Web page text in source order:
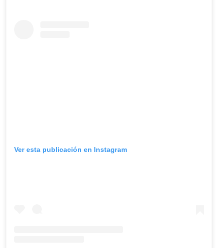
Ver esta publicación en Instagram